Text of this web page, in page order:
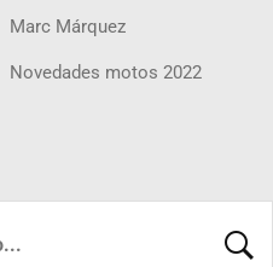
Marc Márquez
Novedades motos 2022